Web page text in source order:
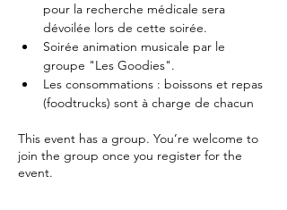
pour la recherche médicale sera
dévoilée lors de cette soirée.
Soirée animation musicale par le
groupe "Les Goodies".
Les consommations : boissons et repas
(foodtrucks) sont à charge de chacun
This event has a group. You’re welcome to
join the group once you register for the
event.